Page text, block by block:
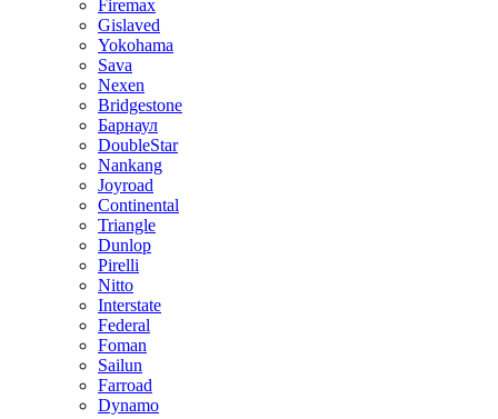
Firemax
Gislaved
Yokohama
Sava
Nexen
Bridgestone
Барнаул
DoubleStar
Nankang
Joyroad
Continental
Triangle
Dunlop
Pirelli
Nitto
Interstate
Federal
Foman
Sailun
Farroad
Dynamo